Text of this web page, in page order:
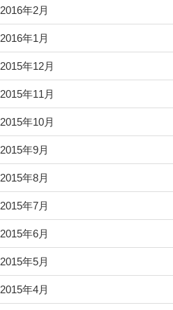
2016年2月
2016年1月
2015年12月
2015年11月
2015年10月
2015年9月
2015年8月
2015年7月
2015年6月
2015年5月
2015年4月